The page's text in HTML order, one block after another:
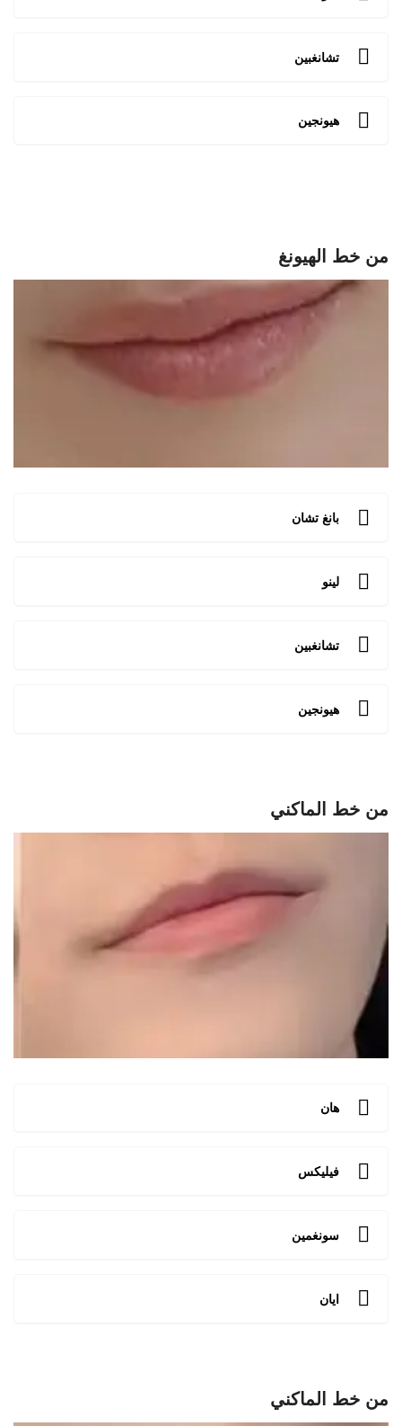
تشانغبين
هيونجين
من خط الهيونغ
بانغ تشان
لينو
تشانغبين
هيونجين
من خط الماكني
هان
فيليكس
سونغمين
ايان
من خط الماكني